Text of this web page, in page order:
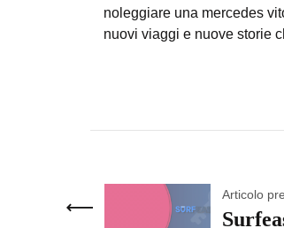
noleggiare una mercedes
nuovi viaggi e nuove storie
Articolo